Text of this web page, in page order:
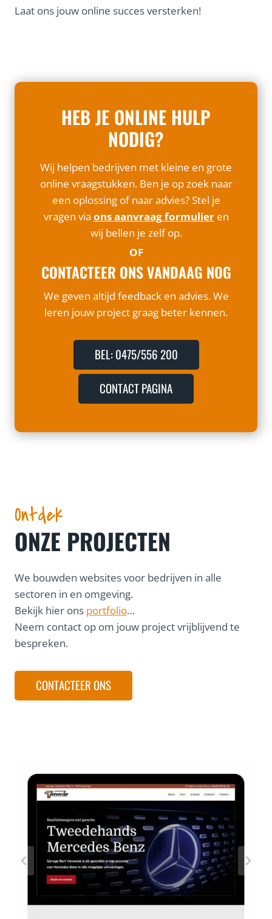
Laat ons jouw online succes versterken!
HEB JE ONLINE HULP
NODIG?
Wij helpen bedrijven met kleine en grote
online vraagstukken. Ben je op zoek naar
een oplossing of naar advies? Stel je
vragen via ons aanvraag formulieren
wij bellen je zelf op.
OF
CONTACTEER ONS VANDAAG NOG
We geven altijd feedback en advies. We
leren jouw project graag beter kennen.
BEL: 0475/556 200
CONTACT PAGINA
Ontdek
ONZE PROJECTEN
We bouwden websites voor bedrijven in alle
sectoren in en omgeving.
Bekijk hier ons portfolio…
Neem contact op om jouw project vrijblijvend te
bespreken.
CONTACTEER ONS